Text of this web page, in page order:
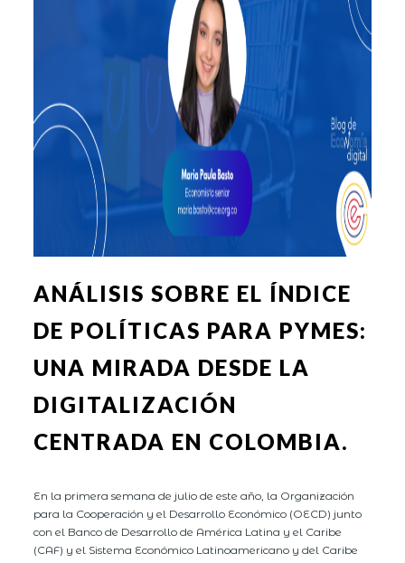
ANÁLISIS SOBRE EL ÍNDICE
DE POLÍTICAS PARA PYMES:
UNA MIRADA DESDE LA
DIGITALIZACIÓN
CENTRADA EN COLOMBIA.
En la primera semana de julio de este año, la Organización
para la Cooperación y el Desarrollo Económico (OECD) junto
con el Banco de Desarrollo de América Latina y el Caribe
(CAF) y el Sistema Económico Latinoamericano y del Caribe